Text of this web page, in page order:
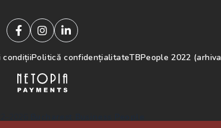
condițiiPolitică confidențialitateTBPeople 2022